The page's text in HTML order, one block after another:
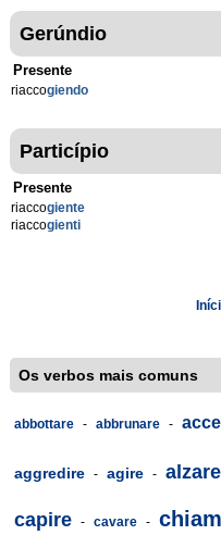
Gerúndio
Presente
riaccogiendo
Particípio
Presente
riaccogiente
riaccogienti
Os verbos mais comuns
abbottare - abbrunare -
aggredire - agire - alzare
capire - cavare -